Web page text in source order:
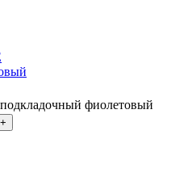
фиолетовый